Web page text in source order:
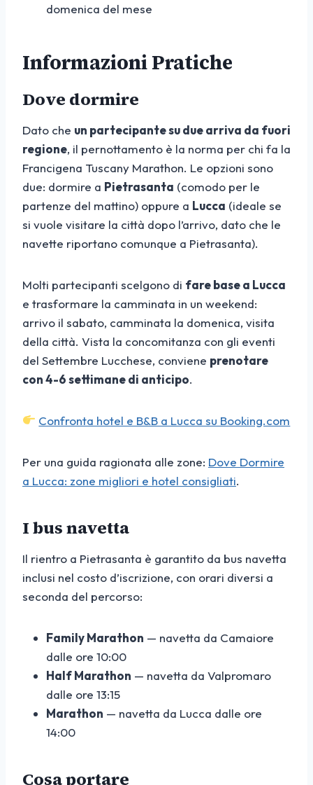
domenica del mese
Informazioni Pratiche
Dove dormire
Dato che un partecipante su due arriva da fuori
regione, il pernottamento è la norma per chi fa la
Francigena Tuscany Marathon. Le opzioni sono
due: dormire a Pietrasanta (comodo per le
partenze del mattino) oppure a Lucca (ideale se
si vuole visitare la città dopo l’arrivo, dato che le
navette riportano comunque a Pietrasanta).
Molti partecipanti scelgono di fare base a Lucca
e trasformare la camminata in un weekend:
arrivo il sabato, camminata la domenica, visita
della città. Vista la concomitanza con gli eventi
del Settembre Lucchese, conviene prenotare
con 4-6 settimane di anticipo.
Confronta hotel e B&B a Lucca su Booking.com
Per una guida ragionata alle zone: Dove Dormire
a Lucca: zone migliori e hotel consigliati.
I bus navetta
Il rientro a Pietrasanta è garantito da bus navetta
inclusi nel costo d’iscrizione, con orari diversi a
seconda del percorso:
Family Marathon — navetta da Camaiore
dalle ore 10:00
Half Marathon — navetta da Valpromaro
dalle ore 13:15
Marathon — navetta da Lucca dalle ore
14:00
Cosa portare